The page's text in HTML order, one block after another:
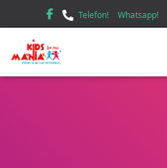
Telefon! Whatsapp!